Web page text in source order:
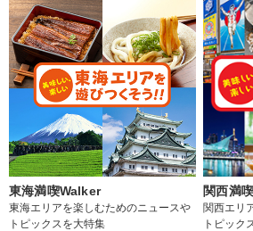
東海満喫Walker
東海エリアを楽しむためのニュースや
トピックスを大特集
関西満
関西エリ
トピック